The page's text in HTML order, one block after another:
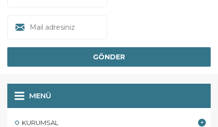
MENÜ
KURUMSAL